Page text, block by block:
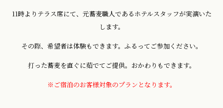
11時よりテラス席にて、元蕎麦職人であるホテルスタッフが実演いた
します。
その際、希望者は体験もできます。ふるってご参加ください。
打った蕎麦を直ぐに茹でてご提供。おかわりもできます。
※ご宿泊のお客様対象のプランとなります。